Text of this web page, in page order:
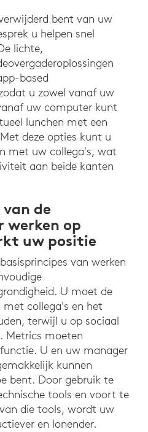
bent van uw
u helpen snel
lichte,
based
u zowel vanaf uw
uw computer kunt
lunchen met een
deze opties kunt u
met uw collega's, wat
aan beide kanten
de
op
uw positie
van werken
U moet de
collega's en het
terwijl u op sociaal
Metrics moeten
U en uw manager
kunnen
bent. Door gebruik te
tools en voort te
die tools, wordt uw
en lonender.